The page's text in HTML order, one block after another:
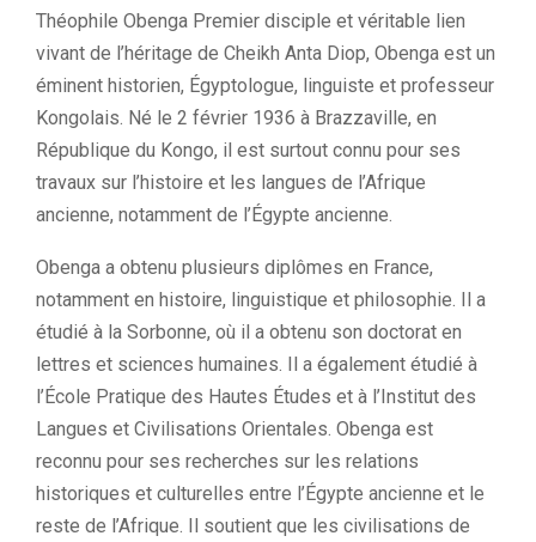
Théophile Obenga Premier disciple et véritable lien
vivant de l’héritage de Cheikh Anta Diop, Obenga est un
éminent historien, Égyptologue, linguiste et professeur
Kongolais. Né le 2 février 1936 à Brazzaville, en
République du Kongo, il est surtout connu pour ses
travaux sur l’histoire et les langues de l’Afrique
ancienne, notamment de l’Égypte ancienne.
Obenga a obtenu plusieurs diplômes en France,
notamment en histoire, linguistique et philosophie. Il a
étudié à la Sorbonne, où il a obtenu son doctorat en
lettres et sciences humaines. Il a également étudié à
l’École Pratique des Hautes Études et à l’Institut des
Langues et Civilisations Orientales. Obenga est
reconnu pour ses recherches sur les relations
historiques et culturelles entre l’Égypte ancienne et le
reste de l’Afrique. Il soutient que les civilisations de